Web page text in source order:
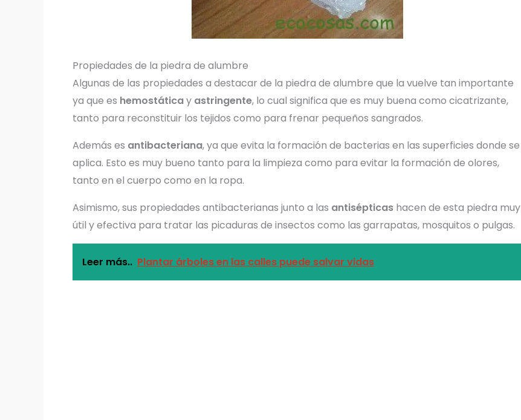
Propiedades de la piedra de alumbre
Algunas de las propiedades a destacar de la piedra de alumbre que la vuelve tan importante
ya que es hemostáticay astringente, lo cual significa que es muy buena como cicatrizante,
tanto para reconstituir los tejidos como para frenar pequeños sangrados.
Además es antibacteriana, ya que evita la formación de bacterias en las superficies donde se
aplica. Esto es muy bueno tanto para la limpieza como para evitar la formación de olores,
tanto en el cuerpo como en la ropa.
Asimismo, sus propiedades antibacterianas junto a las antisépticas hacen de esta piedra muy
útil y efectiva para tratar las picaduras de insectos como las garrapatas, mosquitos o pulgas.
Leer más.. Plantar árboles en las calles puede salvar vidas